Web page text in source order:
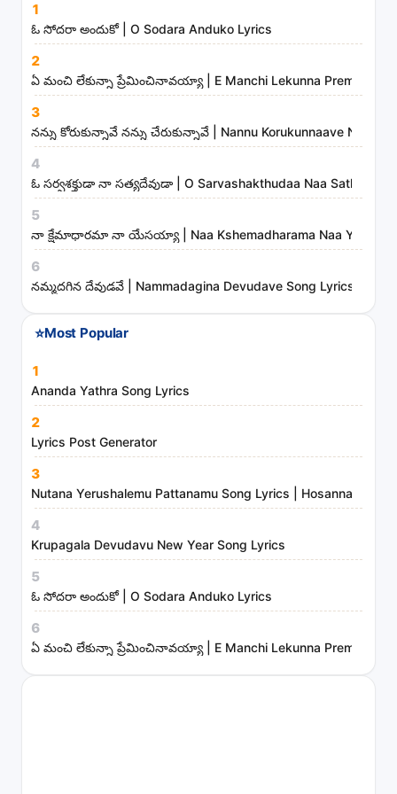
a
n
d
m
i
n
i
s
t
r
i
e
s
1
ఓ సోదరా అందుకో | O Sodara Anduko Lyrics
2
ఏ మంచి లేకున్నా ప్రేమించినావయ్యా | E Manchi Lekunna
3
నన్ను కోరుకున్నావే నన్ను చేరుకున్నావే | Nannu Korukunnaave Nannu
4
ఓ సర్వశక్తుడా నా సత్యదేవుడా | O Sarvashakthudaa Naa
5
నా క్షేమాధారమా నా యేసయ్యా | Naa Kshemadharama Naa Yesayya
6
నమ్మదగిన దేవుడవే | Nammadagina Devudave Song Lyrics
⭐Most Popular
1
Ananda Yathra Song Lyrics
2
Lyrics Post Generator
3
Nutana Yerushalemu Pattanamu Song Lyrics | Hosanna
4
Krupagala Devudavu New Year Song Lyrics
5
ఓ సోదరా అందుకో | O Sodara Anduko Lyrics
6
ఏ మంచి లేకున్నా ప్రేమించినావయ్యా | E Manchi Lekunna